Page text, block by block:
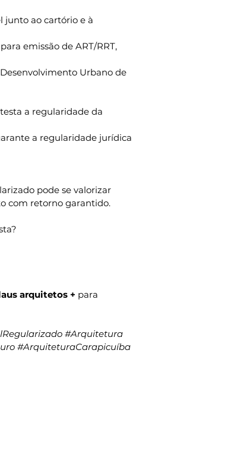
junto ao cartório e à
emissão de ART/RRT,
Urbano de
a regularidade da
a regularidade jurídica
pode se valorizar
com retorno garantido.
arquitetos + para
#Arquitetura
#ArquiteturaCarapicuíba